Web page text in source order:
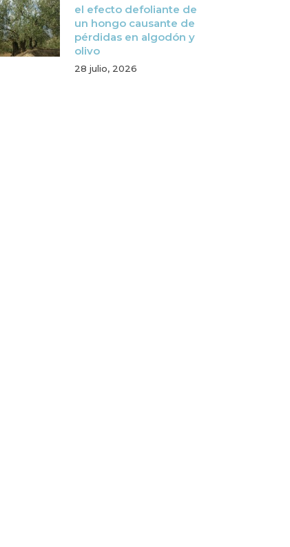
el efecto defoliante de
un hongo causante de
pérdidas en algodón y
olivo
28 julio, 2026